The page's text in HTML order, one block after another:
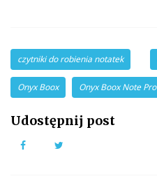
czytniki do robienia notatek
Onyx Boox Onyx Boox Note Pro
Udostępnij post
Facebook